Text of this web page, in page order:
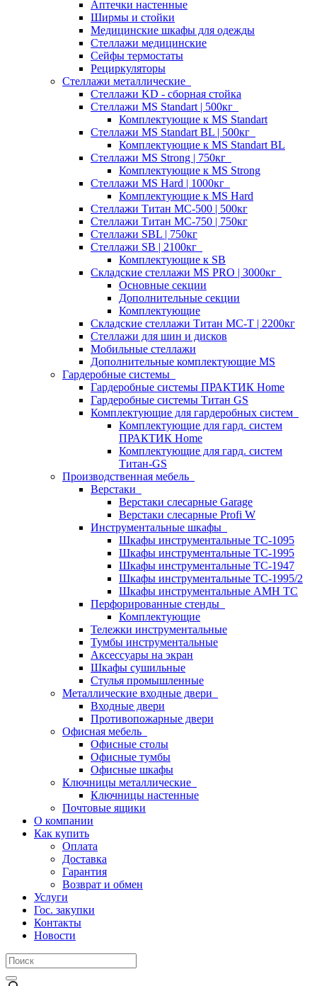
Аптечки настенные
Ширмы и стойки
Медицинские шкафы для одежды
Стеллажи медицинские
Сейфы термостаты
Рециркуляторы
Стеллажи металлические
Стеллажи KD - сборная стойка
Стеллажи MS Standart | 500кг
Комплектующие к MS Standart
Стеллажи MS Standart BL | 500кг
Комплектующие к MS Standart BL
Стеллажи MS Strong | 750кг
Комплектующие к MS Strong
Стеллажи MS Hard | 1000кг
Комплектующие к MS Hard
Стеллажи Титан МС-500 | 500кг
Стеллажи Титан МС-750 | 750кг
Стеллажи SBL | 750кг
Стеллажи SB | 2100кг
Комплектующие к SB
Складские стеллажи MS PRO | 3000кг
Основные секции
Дополнительные секции
Комплектующие
Складские стеллажи Титан МС-Т | 2200кг
Стеллажи для шин и дисков
Мобильные стеллажи
Дополнительные комплектующие MS
Гардеробные системы
Гардеробные системы ПРАКТИК Home
Гардеробные системы Титан GS
Комплектующие для гардеробных систем
Комплектующие для гард. систем
ПРАКТИК Home
Комплектующие для гард. систем
Титан-GS
Производственная мебель
Верстаки
Верстаки слесарные Garage
Верстаки слесарные Profi W
Инструментальные шкафы
Шкафы инструментальные TC-1095
Шкафы инструментальные TC-1995
Шкафы инструментальные TC-1947
Шкафы инструментальные TC-1995/2
Шкафы инструментальные AMH TC
Перфорированные стенды
Комплектующие
Тележки инструментальные
Тумбы инструментальные
Аксессуары на экран
Шкафы сушильные
Стулья промышленные
Металлические входные двери
Входные двери
Противопожарные двери
Офисная мебель
Офисные столы
Офисные тумбы
Офисные шкафы
Ключницы металлические
Ключницы настенные
Почтовые ящики
О компании
Как купить
Оплата
Доставка
Гарантия
Возврат и обмен
Услуги
Гос. закупки
Контакты
Новости